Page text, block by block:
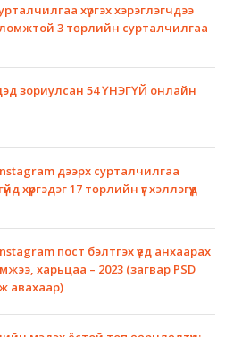
хүргэх хэрэглэгчдээ
3 төрлийн сурталчилгаа
зориулсан 54 ҮНЭГҮЙ онлайн
дээрх сурталчилгаа
хүргэдэг 17 төрлийн үг хэллэгүүд
пост бэлтгэх үед анхаарах
харьцаа – 2023 (загвар PSD
авахаар)